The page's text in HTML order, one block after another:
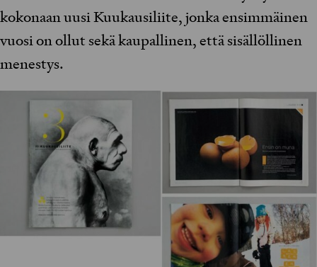
kokonaan uusi Kuukausiliite, jonka ensimmäinen
vuosi on ollut sekä kaupallinen, että sisällöllinen
menestys.